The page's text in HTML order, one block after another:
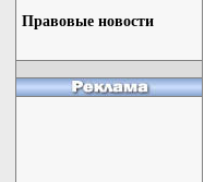
Правовые новости